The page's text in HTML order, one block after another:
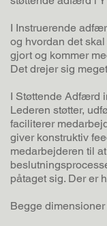
I Instruerende
og hvordan det
gjort og kommer
Det drejer sig
I Støttende Adfærd
Lederen støtter,
faciliterer
giver konstruktiv
medarbejderen til
påtaget sig. Der er
Begge